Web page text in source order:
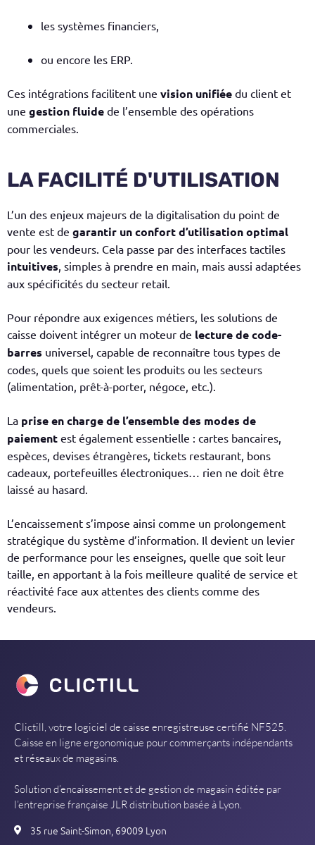
les systèmes financiers,
ou encore les ERP.
Ces intégrations facilitent une vision unifiée du client et
une gestion fluide de l’ensemble des opérations
commerciales.
LA FACILITÉ D'UTILISATION
L’un des enjeux majeurs de la digitalisation du point de
vente est de garantir un confort d’utilisation optimal
pour les vendeurs. Cela passe par des interfaces tactiles
intuitives , simples à prendre en main, mais aussi adaptées
aux spécificités du secteur retail.
Pour répondre aux exigences métiers, les solutions de
caisse doivent intégrer un moteur de lecture de code-
barres universel, capable de reconnaître tous types de
codes, quels que soient les produits ou les secteurs
(alimentation, prêt-à-porter, négoce, etc.).
La prise en charge de l’ensemble des modes de
paiement est également essentielle : cartes bancaires,
espèces, devises étrangères, tickets restaurant, bons
cadeaux, portefeuilles électroniques… rien ne doit être
laissé au hasard.
L’encaissement s’impose ainsi comme un prolongement
stratégique du système d’information. Il devient un levier
de performance pour les enseignes, quelle que soit leur
taille, en apportant à la fois meilleure qualité de service et
réactivité face aux attentes des clients comme des
vendeurs.
Clictill, votre logiciel de caisse enregistreuse certifié NF525.
Caisse en ligne ergonomique pour commerçants indépendants
et réseaux de magasins.
Solution d’encaissement et de gestion de magasin éditée par
l’entreprise française JLR distribution basée à Lyon.
35 rue Saint-Simon, 69009 Lyon